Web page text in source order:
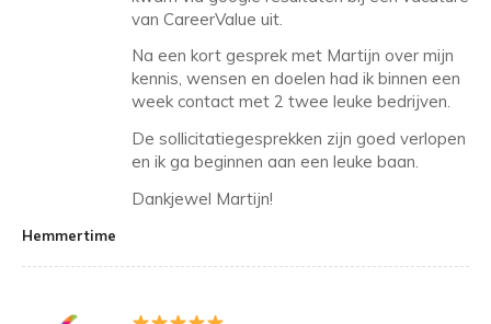
van CareerValue uit.
Na een kort gesprek met Martijn over mijn
kennis, wensen en doelen had ik binnen een
week contact met 2 twee leuke bedrijven.
De sollicitatiegesprekken zijn goed verlopen
en ik ga beginnen aan een leuke baan.
Dankjewel Martijn!
Hemmertime